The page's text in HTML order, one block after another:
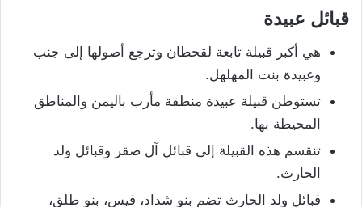
قبائل عبيدة
هي أكبر قبيلة تابعة لقحطان وترجع أصولها إلى جنب
وعبيدة بنت المهلهل.
تستوطن قبيلة عبيدة منطقة مأرب باليمن والمناطق
المحيطة بها.
تنقسم هذه القبيلة إلى قبائل آل صقر وقبائل ولد
الحارث.
قبائل ولد الحارث تضم بنو شداد، قيس، بنو طلق،